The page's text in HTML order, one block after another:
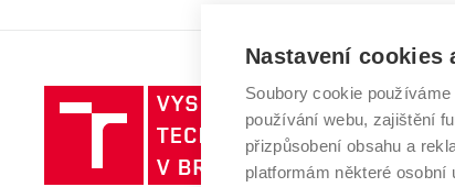
Vysoké
učení
technické
v
Nastavení cookies
Soubory cookie
používání webu, zajištění
přizpůsobení obsahu a
platformám některé osobní